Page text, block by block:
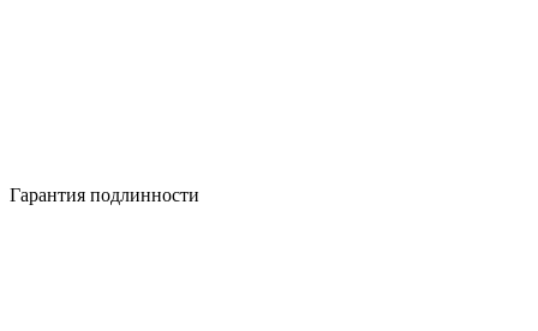
Гарантия подлинности